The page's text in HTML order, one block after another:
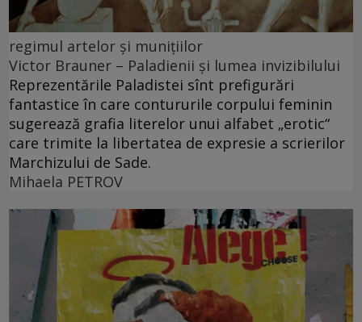
regimul artelor şi muniţiilor
Victor Brauner – Paladienii și lumea invizibilului
Reprezentările Paladistei sînt prefigurări
fantastice în care contururile corpului feminin
sugerează grafia literelor unui alfabet „erotic“
care trimite la libertatea de expresie a scrierilor
Marchizului de Sade.
Mihaela PETROV